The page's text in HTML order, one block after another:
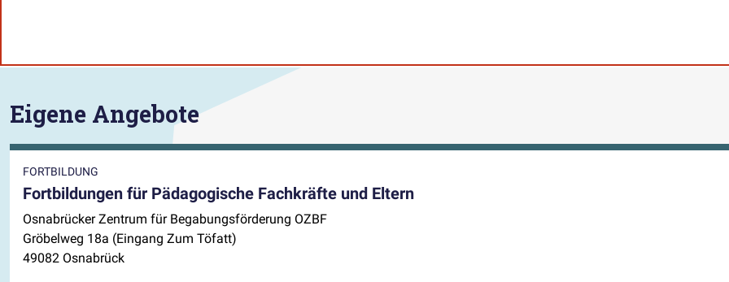
Eigene Angebote
FORTBILDUNG
Fortbildungen für Pädagogische Fachkräfte und Eltern
Osnabrücker Zentrum für Begabungsförderung OZBF
Gröbelweg 18a (Eingang Zum Töfatt)
49082 Osnabrück